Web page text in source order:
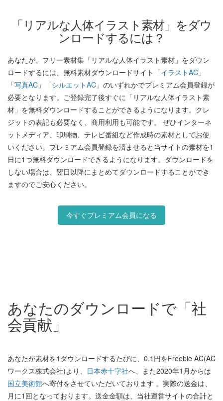
「リアルな人体イラスト素材」をダウ
ンロードするには？
あなたが、フリー素材集「リアルな人体イラスト素材」をダウン
ロードするには、無料素材ダウンロードサイト「イラストAC 」
「写真AC 」「シルエットAC 」のいずれかでプレミアム会員登録が
必要となります。ご登録完了後すぐに「リアルな人体イラスト素
材」を無料ダウンロードすることができるようになります。クレ
ジットの表記も必要なく、商用利用も可能です。 ぜひインターネ
ットメディア、印刷物、テレビ番組など作成時の素材としてお使
いください。プレミアム会員登録を済ませると当サイトの素材を1
日に1つ無料ダウンロードできるようになります。ダウンロードを
しない場合は、翌日以降にまとめてダウンロードすることができ
ますのでご安心ください。
今すぐプレミアム会員になる
あなたのダウンロードで「社
会貢献」
あなたが素材を1ダウンロードするたびに、0.1円をFreebie AC(AC
ワークス株式会社)より、 日本赤十字社へ、また2020年1月からは
国立美術館へ寄付をさせていただいております 。実際の送金は、
月に1回となっております。送金金額は、当社運営サイトの合計と